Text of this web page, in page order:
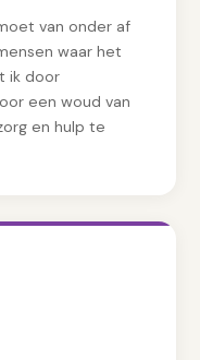
van onder af
waar het
ik door
een woud van
en hulp te